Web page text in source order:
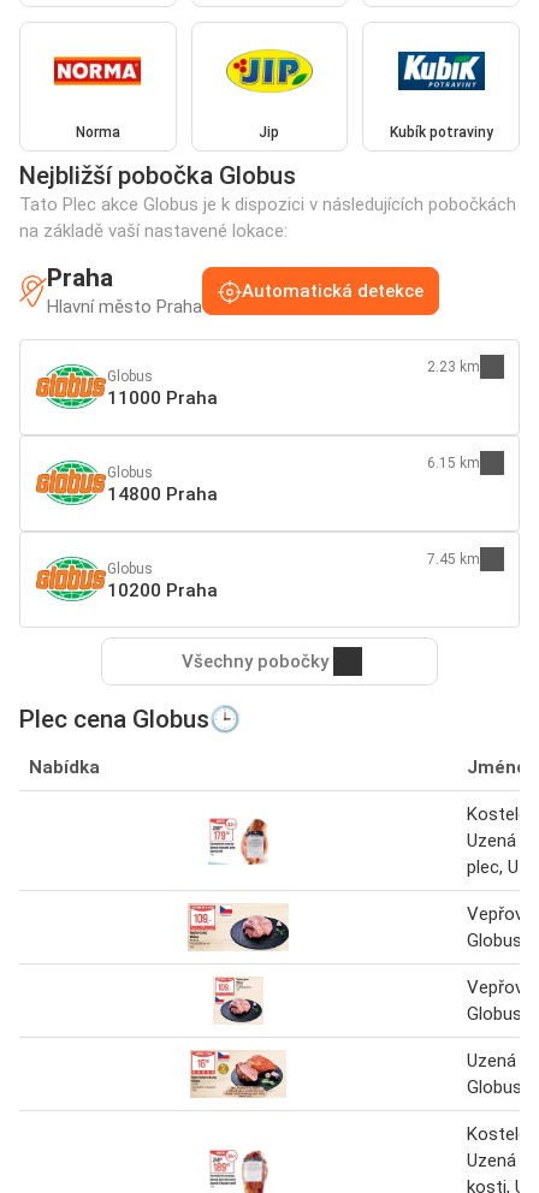
Norma Jip Kubík potraviny
Nejbližší pobočka Globus
Tato Plec akce Globus je k dispozici v následujících pobočkách
na základě vaší nastavené lokace:
Praha
Hlavní město Praha
Automatická detekce
Globus
11000 Praha
2.23 km
Globus
14800 Praha
6.15 km
Globus
10200 Praha
7.45 km
Všechny pobočky
Plec cena Globus🕒
Nabídka Jméno
Uzená
plec,
Vepřová
Globus
Vepřová
Globus
Uzená
Globus
Uzená
kosti,